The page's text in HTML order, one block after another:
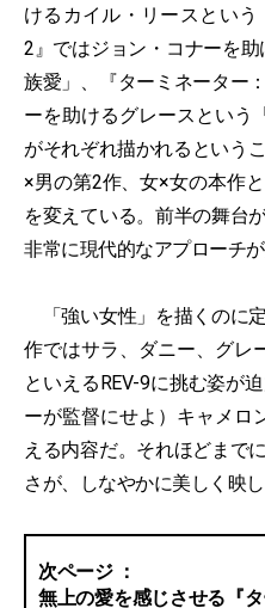
けるカイル・リースとい
2』ではジョン・コナーを
族愛」、『ターミネーター
ーを助けるグレースという
がそれぞれ描かれるという
×男の第2作、女×女の本作
を変えている。前半の舞台
非常に現代的なアプローチ
「強い女性」を描くのに
作ではサラ、ダニー、グレ
といえるREV-9に挑む姿が
ーが監督にせよ）キャメロ
える内容だ。それほどまで
さが、しなやかに美しく映し
無上の愛を感じさせる『